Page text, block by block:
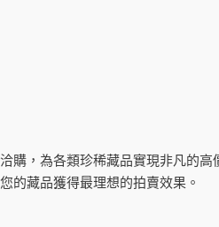
，為各類珍稀藏品實現非凡的
的藏品獲得最理想的拍賣效果。